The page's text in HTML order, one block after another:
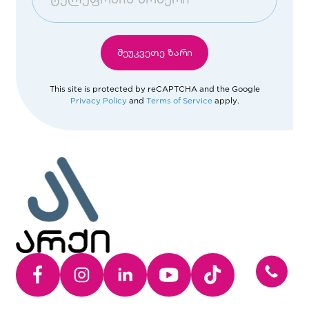
თამარაშვილის ოფისი
ისნის ჰოუმ ოფისი
ბათუმის ოფისი
Afghanistan
Åland Islands
Algeria
American Samoa
Andorra
შეუკვეთე ზარი
This site is protected by reCAPTCHA and the Google
Privacy Policy and Terms of Service apply.